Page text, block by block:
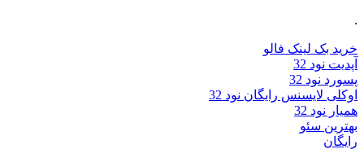
.
خرید بک لینک فالو
آپدیت نود 32
پسورد نود 32
اوکلی لایسنس رایگان نود 32
همیار نود 32
بهترین سئو
رایگان